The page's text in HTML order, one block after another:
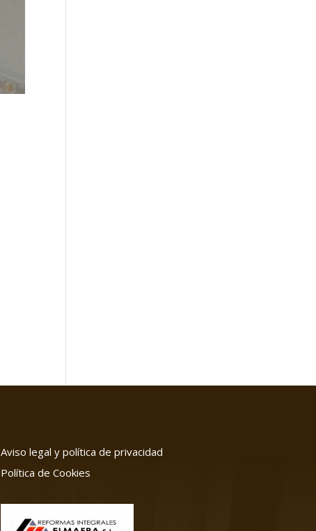
Aviso legal y política de privacidad
Política de Cookies